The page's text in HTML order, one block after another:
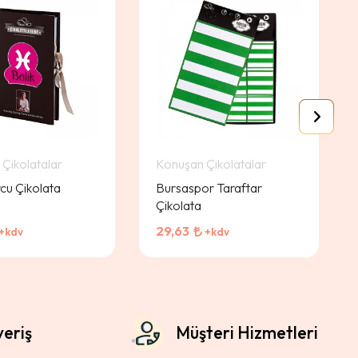
Çikolatalar
Çikolata
Konuşan Çikolatalar
Bursaspor Taraftar
Çikolata
29,63
+kdv
Müşteri Hizmetleri